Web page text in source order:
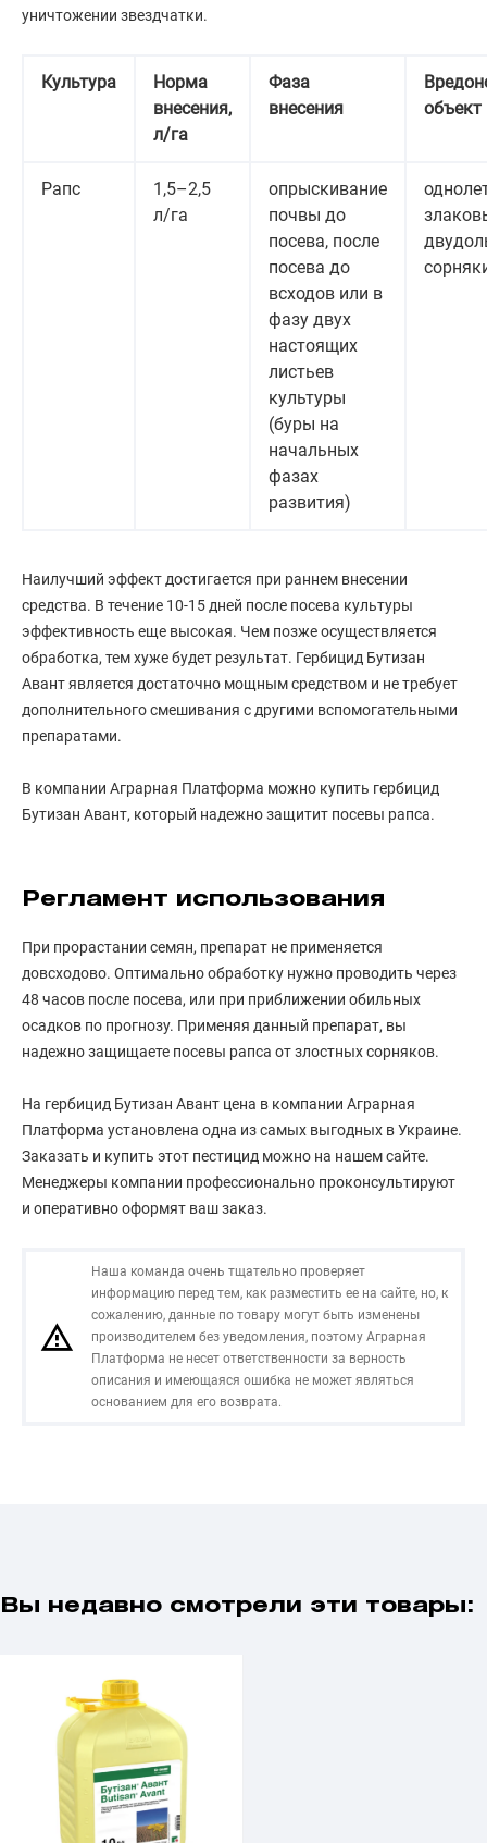
уничтожении звездчатки.
Культура
Норма
внесения,
л/га
Фаза
внесения
объект
Рапс
1,5–2,5
л/га
опрыскивание
почвы до
посева, после
посева до
всходов или в
фазу двух
настоящих
листьев
культуры
(буры на
начальных
фазах
развития)
Наилучший эффект достигается при раннем внесении
средства. В течение 10-15 дней после посева культуры
эффективность еще высокая. Чем позже осуществляется
обработка, тем хуже будет результат. Гербицид Бутизан
Авант является достаточно мощным средством и не требует
дополнительного смешивания с другими вспомогательными
препаратами.
В компании Аграрная Платформа можно купить гербицид
Бутизан Авант, который надежно защитит посевы рапса.
Регламент использования
При прорастании семян, препарат не применяется
довсходово. Оптимально обработку нужно проводить через
48 часов после посева, или при приближении обильных
осадков по прогнозу. Применяя данный препарат, вы
надежно защищаете посевы рапса от злостных сорняков.
На гербицид Бутизан Авант цена в компании Аграрная
Платформа установлена одна из самых выгодных в Украине.
Заказать и купить этот пестицид можно на нашем сайте.
Менеджеры компании профессионально проконсультируют
и оперативно оформят ваш заказ.
Наша команда очень тщательно проверяет
информацию перед тем, как разместить ее на сайте, но, к
сожалению, данные по товару могут быть изменены
производителем без уведомления, поэтому Аграрная
Платформа не несет ответственности за верность
описания и имеющаяся ошибка не может являться
основанием для его возврата.
Вы недавно смотрели эти товары: